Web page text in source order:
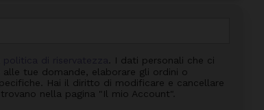
. I dati personali che ci
tue domande, elaborare gli ordini o
Hai il diritto di modificare e cancellare
nella pagina "Il mio Account".